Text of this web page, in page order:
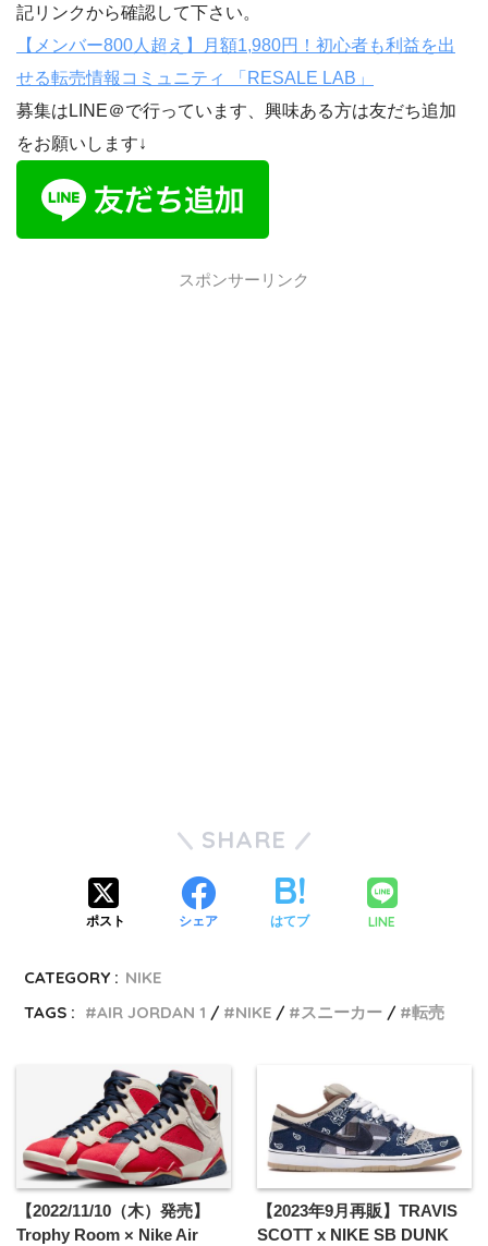
記リンクから確認して下さい。
【メンバー800人超え】月額1,980円！初心者も利益を出
せる転売情報コミュニティ 「RESALE LAB」
募集はLINE＠で行っています、興味ある方は友だち追加
をお願いします↓
スポンサーリンク
SHARE
ポスト シェア はてブ LINE
CATEGORY : NIKE
TAGS :
AIR JORDAN 1 NIKE スニーカー 転売
【2022/11/10（木）発売】
Trophy Room × Nike Air
【2023年9月再販】TRAVIS
SCOTT x NIKE SB DUNK